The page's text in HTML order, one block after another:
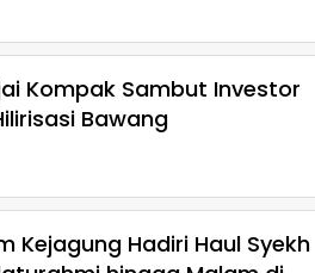
Kompak Sambut Investor
Bawang
Kejagung Hadiri Haul Syekh